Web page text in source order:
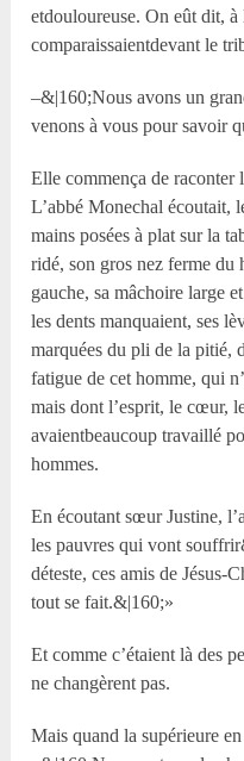
etdouloureuse. On eût dit, à
comparaissaientdevant le
–&|160;Nous avons un
venons à vous pour savoir
Elle commença de raconter
L’abbé Monechal écoutait,
mains posées à plat sur la
ridé, son gros nez ferme du
gauche, sa mâchoire large
les dents manquaient, ses
marquées du pli de la pitié,
fatigue de cet homme, qui
mais dont l’esprit, le cœur,
avaientbeaucoup travaillé
hommes.
En écoutant sœur Justine,
les pauvres qui vont
déteste, ces amis de Jésus-
tout se fait.&|160;»
Et comme c’étaient là des
ne changèrent pas.
Mais quand la supérieure